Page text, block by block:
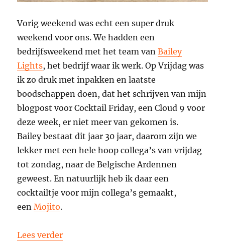
Vorig weekend was echt een super druk
weekend voor ons. We hadden een
bedrijfsweekend met het team vanBailey
Lights, het bedrijf waar ik werk. Op Vrijdag was
ik zo druk met inpakken en laatste
boodschappen doen, dat het schrijven van mijn
blogpost voor Cocktail Friday, een Cloud 9 voor
deze week, er niet meer van gekomen is.
Bailey bestaat dit jaar 30 jaar, daarom zijn we
lekker met een hele hoop collega’s van vrijdag
tot zondag, naar de Belgische Ardennen
geweest. En natuurlijk heb ik daar een
cocktailtje voor mijn collega’s gemaakt,
eenMojito.
Lees verder“Cocktail Friday: Cloud 9”